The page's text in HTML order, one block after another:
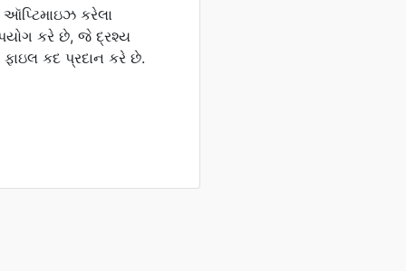
ઑપ્ટિમાઇઝ કરેલા
કરે છે, જે દ્રશ્ય
ફાઇલ કદ પ્રદાન કરે છે.